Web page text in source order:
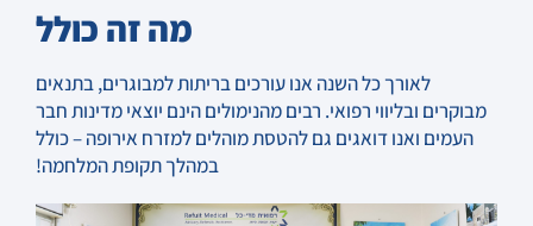
מה זה כולל
לאורך כל השנה אנו עורכים בריתות למבוגרים, בתנאים
מבוקרים ובליווי רפואי. רבים מהנימולים הינם יוצאי מדינות חבר
העמים ואנו דואגים גם להטסת מוהלים למזרח אירופה – כולל
במהלך תקופת המלחמה!